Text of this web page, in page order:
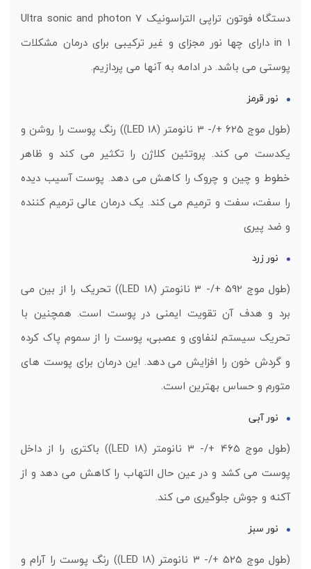
دستگاه فوتون تراپی التراسونیک Ultra sonic and photon 7
in 1 دارای چها نور مجزای و غیر ترکیبی برای درمان مشکلات
پوستی می باشد. در ادامه به آنها می پردازیم.
نور قرمز
(طول موج 625 +/- 3 نانومتر (18 LED)) رنگ پوست را روشن و
یکدست می کند. پروتئین کلاژن را تکثیر می کند و ظاهر
خطوط و چین و چروک را کاهش می دهد. پوست آسیب دیده
را سفت، سفت و ترمیم می کند. یک درمان عالی ترمیم کننده
و ضد پیری
نور زرد
(طول موج 592 +/- 3 نانومتر (18 LED)) تحریک را از بین می
برد و هدف آن تقویت ایمنی در پوست است. همچنین با
تحریک سیستم لنفاوی و عصبی، پوست را از سموم پاک کرده
و گردش خون را افزایش می دهد. این درمان برای پوست های
متورم و حساس بهترین است.
نور آبی
(طول موج 465 +/- 3 نانومتر (18 LED)) باکتری را از داخل
پوست می کشد و در عین حال التهاب را کاهش می دهد و از
آکنه و جوش جلوگیری می کند.
نور سبز
(طول موج 525 +/- 3 نانومتر (18 LED)) رنگ پوست را آرام و